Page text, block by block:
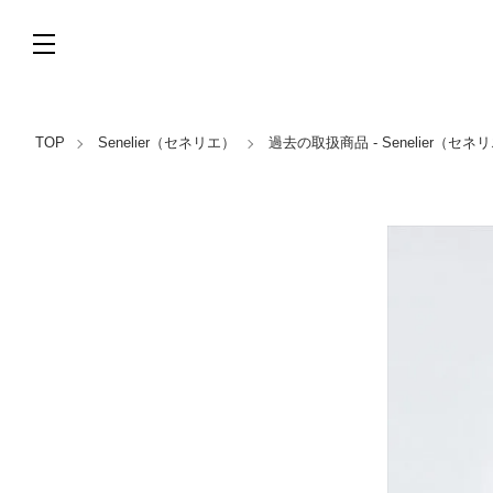
TOP Senelier（セネリエ） 過去の取扱商品 - Senelier（セネ